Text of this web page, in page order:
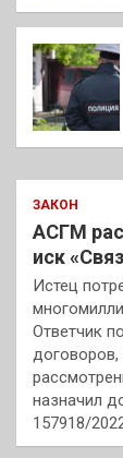
ЗАКОН
АСГМ
иск
Истец
Ответчик
договоров,
назначил
157918/